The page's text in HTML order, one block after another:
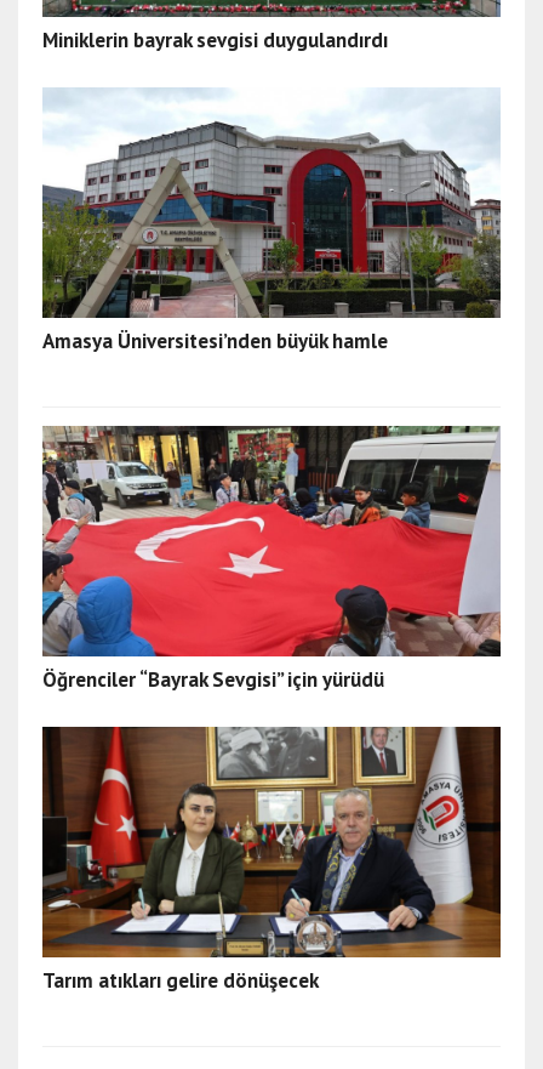
Miniklerin bayrak sevgisi duygulandırdı
Amasya Üniversitesi’nden büyük hamle
Öğrenciler “Bayrak Sevgisi” için yürüdü
Tarım atıkları gelire dönüşecek